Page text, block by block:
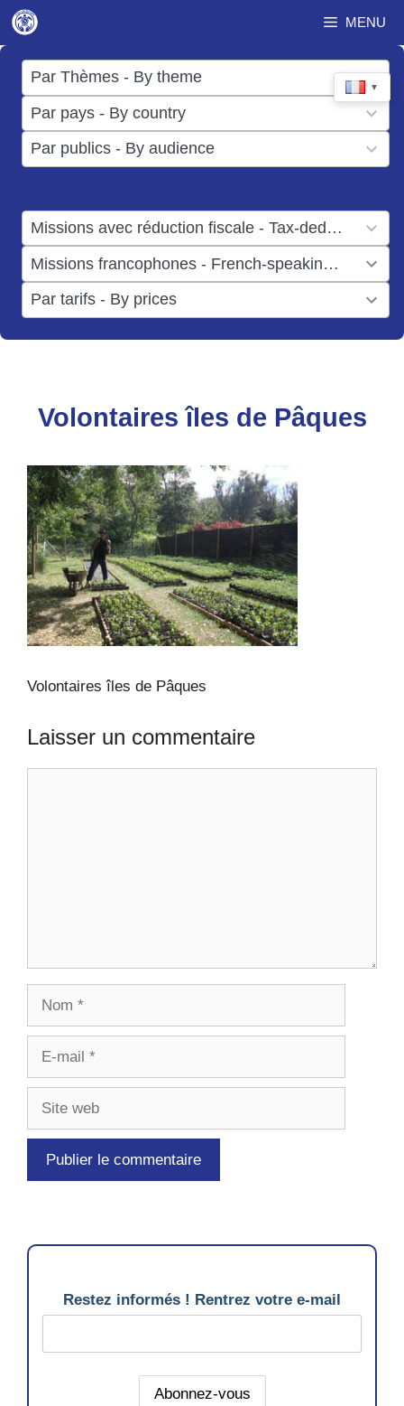
Aller
au
contenu
MENU
▼
Par Thèmes - By theme
17
results
available
Par pays - By country
50
results
available
Par publics - By audience
results
Missions avec réduction fiscale - Tax-deductible missions
result
available
Missions francophones - French-speaking missions
result
available
Par tarifs - By prices
results
available
Volontaires îles de Pâques
Volontaires îles de Pâques
Laisser un commentaire
Restez informés ! Rentrez votre e-mail